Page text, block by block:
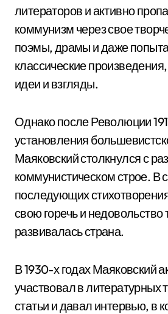
литераторов и активно
коммунизм через свое
поэмы, драмы и даже
классические
идеи и взгляды.
Однако после Революции
установления
Маяковский столкнулся с
коммунистическом строе. В
последующих
свою горечь и недовольство
развивалась страна.
В 1930-х годах Маяковский
участвовал в литературных
статьи и давал интервью, в